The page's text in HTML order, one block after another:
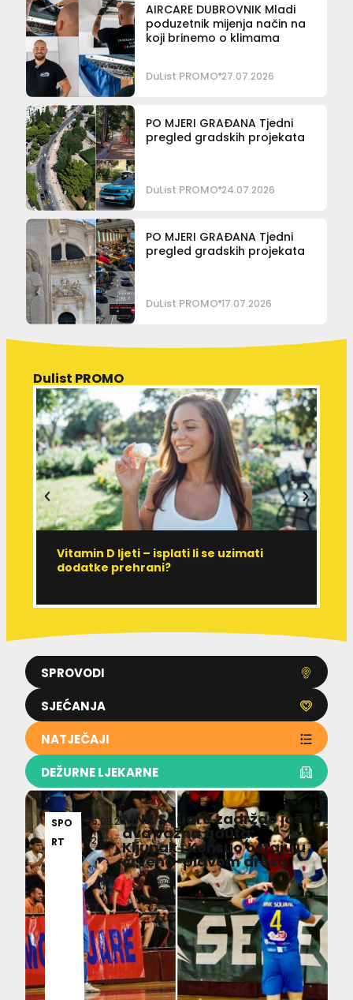
AIRCARE DUBROVNIK Mladi
poduzetnik mijenja način na
koji brinemo o klimama
DuList PROMO 27.07.2026
PO MJERI GRAĐANA Tjedni
pregled gradskih projekata
DuList PROMO 24.07.2026
PO MJERI GRAĐANA Tjedni
pregled gradskih projekata
DuList PROMO 17.07.2026
SPROVODI
SJEĆANJA
NATJEČAJI
DEŽURNE LJEKARNE
Dulist PROMO
Vitamin D ljeti – isplati li se uzimati
dodatke prehrani?
SPO
RT
06.08.2
026
MNK Square zadržao još
dva važna aduta:
Kljunak i Konsuo ostaju u
crveno-plavom dresu